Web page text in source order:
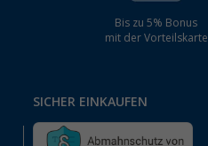
Bis zu 5% Bonus
mit der Vorteilskarte
SICHER EINKAUFEN